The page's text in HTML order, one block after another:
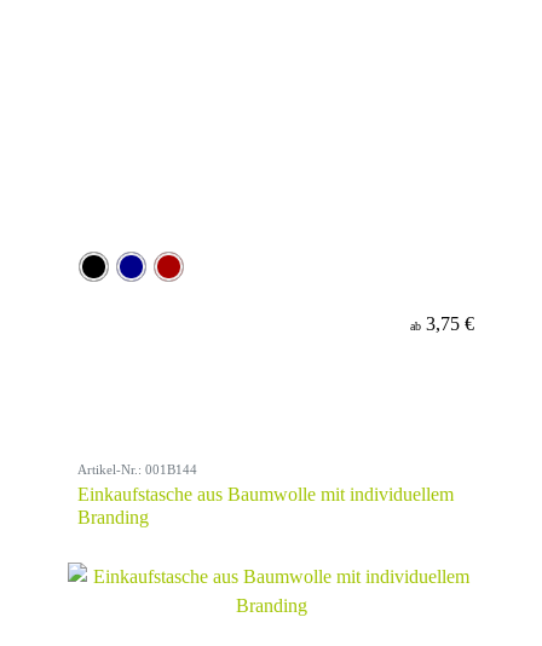
ab 3,75 €
Artikel-Nr.: 001B144
Einkaufstasche aus Baumwolle mit individuellem
Branding